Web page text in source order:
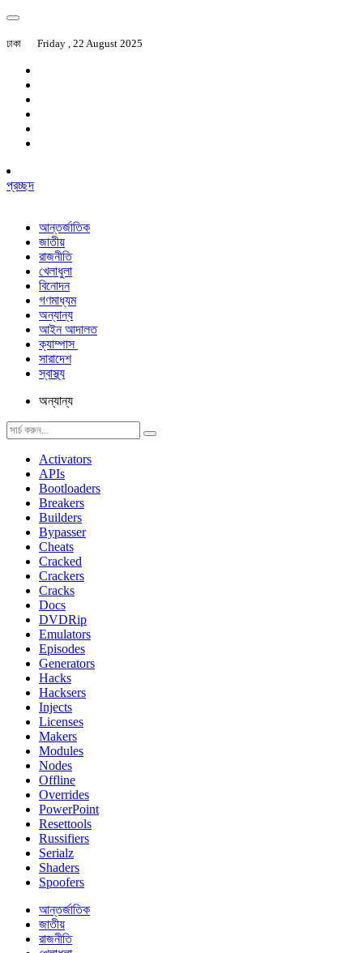
ঢাকা Friday , 22 August 2025
প্রচ্ছদ
আন্তর্জাতিক
জাতীয়
রাজনীতি
খেলাধুলা
বিনোদন
গণমাধ্যম
অন্যান্য
আইন আদালত
ক্যাম্পাস
সারাদেশ
স্বাস্থ্য
অন্যান্য
Activators
APIs
Bootloaders
Breakers
Builders
Bypasser
Cheats
Cracked
Crackers
Cracks
Docs
DVDRip
Emulators
Episodes
Generators
Hacks
Hacksers
Injects
Licenses
Makers
Modules
Nodes
Offline
Overrides
PowerPoint
Resettools
Russifiers
Serialz
Shaders
Spoofers
আন্তর্জাতিক
জাতীয়
রাজনীতি